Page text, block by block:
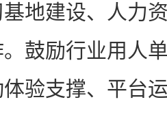
地建设、人力
鼓励行业用人
验支撑、平台